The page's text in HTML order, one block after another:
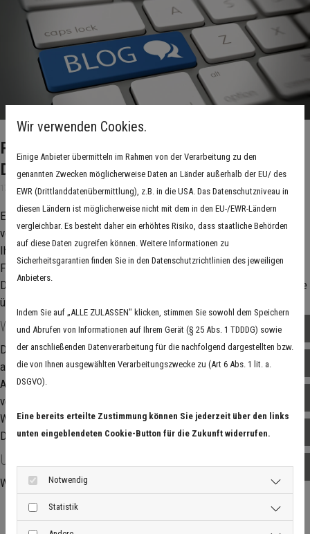
Profi-Tipps für ein sicheres, langlebiges
Dach vom Experten
17. November 2025
Ein stabiles und gepflegtes Dach ist weit mehr als nur ein Schutz
vor Wind und Wetter. Es trägt entscheidend zur Wertsteigerung
Ihrer Immobilie und zum Wohnkomfort bei. Mit unserem Dach &
Fach Ratgeber möchten wir Ihnen zeigen, warum professionelle
Dacharbeiten unverzichtbar sind und welche Leistungen wir für Sie
übernehmen.
Warum das Dach so wichtig ist
Das Dach schützt nicht nur vor Regen, Schnee und Sturm, sondern
auch vor Energieverlust. Bereits kleine Schäden an Ziegeln,
Abdichtungen oder der Dämmung können hohe Folgekosten
verursachen. Eine regelmäßige Inspektion und fachgerechte
Wartung sind daher entscheidend, um die Lebensdauer Ihres
Daches zu verlängern.
Unsere Leistungen im Überblick
Wir bieten Ihnen umfassende Dienstleistungen rund ums Dach:
Dachsanierungen für Alt- und Neubauten
Reparaturen bei Sturmschäden oder Undichtigkeiten
Wir verwenden Cookies.
Einige Anbieter übermitteln im Rahmen von der Verarbeitung zu den
genannten Zwecken möglicherweise Daten an Länder außerhalb der EU/ des
EWR (Drittlanddatenübermittlung), z.B. in die USA. Das Datenschutzniveau in
diesen Ländern ist möglicherweise nicht mit dem in den EU-/EWR-Ländern
vergleichbar. Es besteht daher ein erhöhtes Risiko, dass staatliche Behörden
auf diese Daten zugreifen können. Weitere Informationen zu
Sicherheitsgarantien finden Sie in den Datenschutzrichtlinien des jeweiligen
Anbieters.
Indem Sie auf „ALLE ZULASSEN" klicken, stimmen Sie sowohl dem Speichern
und Abrufen von Informationen auf Ihrem Gerät (§ 25 Abs. 1 TDDDG) sowie
der anschließenden Datenverarbeitung für die nachfolgend dargestellten bzw.
die von Ihnen ausgewählten Verarbeitungszwecke zu (Art 6 Abs. 1 lit. a.
DSGVO).
Eine bereits erteilte Zustimmung können Sie jederzeit über den links
unten eingeblendeten Cookie-Button für die Zukunft widerrufen.
Notwendig
Statistik